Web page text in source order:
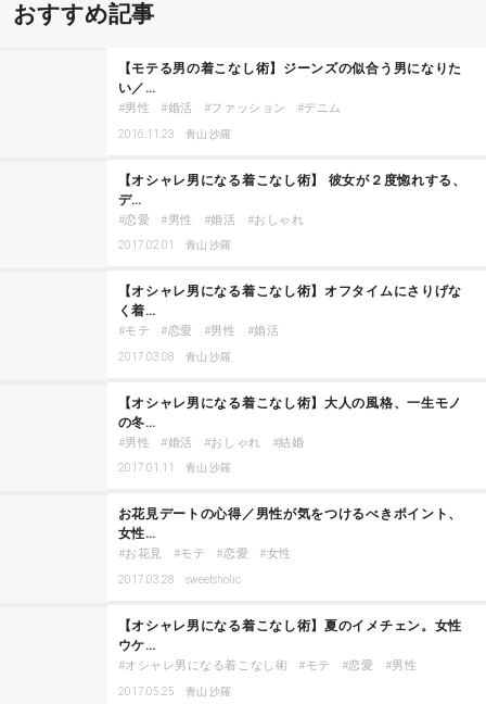
おすすめ記事
【モテる男の着こなし術】ジーンズの似合う男になりた
い／…
男性 婚活 ファッション デニム
2016.11.23 青山 沙羅
【オシャレ男になる着こなし術】 彼女が２度惚れする、
デ…
恋愛 男性 婚活 おしゃれ
2017.02.01 青山 沙羅
【オシャレ男になる着こなし術】オフタイムにさりげな
く着…
モテ 恋愛 男性 婚活
2017.03.08 青山 沙羅
【オシャレ男になる着こなし術】大人の風格、一生モノ
の冬…
男性 婚活 おしゃれ 結婚
2017.01.11 青山 沙羅
お花見デートの心得／男性が気をつけるべきポイント、
女性…
お花見 モテ 恋愛 女性
2017.03.28 sweetsholic
【オシャレ男になる着こなし術】夏のイメチェン。女性
ウケ…
オシャレ男になる着こなし術 モテ 恋愛 男性
2017.05.25 青山 沙羅